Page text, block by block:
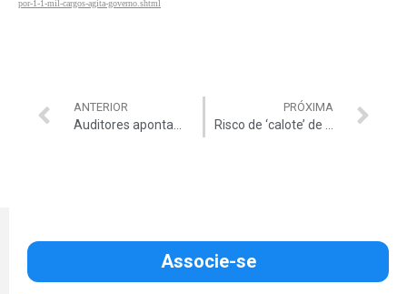
por-1-1-mil-cargos-agita-governo.shtml
ANTERIOR
Auditores apontam fraudes no ‘bolsa pesca’
PRÓXIMA
Risco de ‘calote’ de R$ 4,5 bilhões
Associe-se